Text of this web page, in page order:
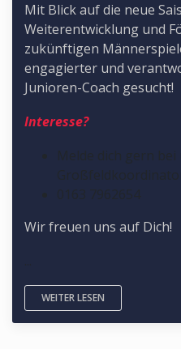
Mit Blick auf die neue
Weiterentwicklung und
zukünftigen
engagierter und
Junioren-Coach gesucht!
Interesse?
Wir freuen uns auf Dich!
WEITER LESEN